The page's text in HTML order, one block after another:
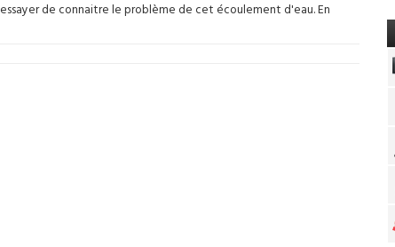
de connaitre le problème de cet écoulement d'eau. En